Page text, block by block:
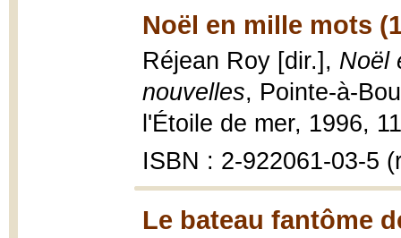
Noël en mille mots
Réjean Roy [dir.], Noël
nouvelles, Pointe-à-
l'Étoile de mer, 1996,
ISBN : 2-922061-03-5
Le bateau fantôme